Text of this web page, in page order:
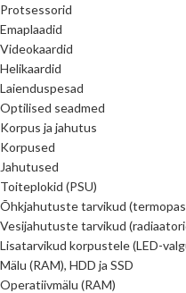
Protsessorid
Emaplaadid
Videokaardid
Helikaardid
Laienduspesad
Optilised seadmed
Korpus ja jahutus
Korpused
Jahutused
Toiteplokid (PSU)
Õhkjahutuste tarvikud
Vesijahutuste tarvikud
Lisatarvikud korpustele (LED-
Mälu (RAM), HDD ja SSD
Operatiivmälu (RAM)